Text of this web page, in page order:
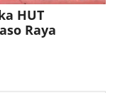
HUT
Raya